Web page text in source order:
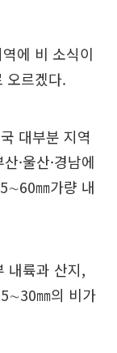
에 비 소식이
오르겠다.
대부분 지역
·울산·경남에
㎜가량 내
내륙과 산지,
5∼30㎜의 비가